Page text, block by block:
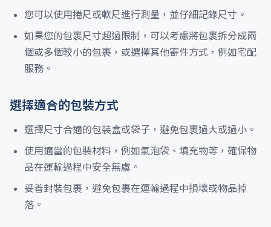
您可以使用捲尺或軟尺進行測量，並仔細記錄尺寸。
如果您的包裹尺寸超過限制，可以考慮將包裹拆分成兩
個或多個較小的包裹，或選擇其他寄件方式，例如宅配
服務。
選擇適合的包裝方式
選擇尺寸合適的包裝盒或袋子，避免包裹過大或過小。
使用適當的包裝材料，例如氣泡袋、填充物等，確保物
品在運輸過程中安全無虞。
妥善封裝包裹，避免包裹在運輸過程中損壞或物品掉
落。